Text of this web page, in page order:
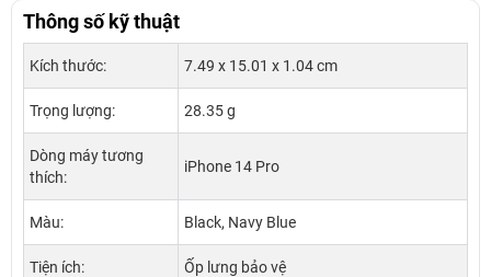
Thông số kỹ thuật
Kích thước: 7.49 x 15.01 x 1.04 cm
Trọng lượng: 28.35 g
Dòng máy tương
thích:
iPhone 14 Pro
Màu: Black, Navy Blue
Tiện ích: Ốp lưng bảo vệ